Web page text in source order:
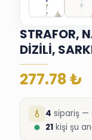
STRAFOR,
DİZİLİ,
277.78₺
4 sipariş —
21 kişi şu